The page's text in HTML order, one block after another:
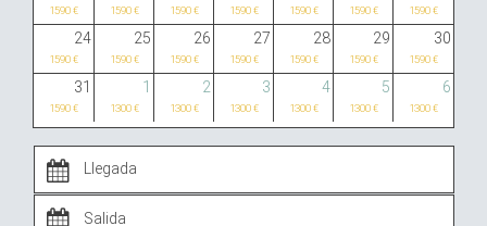
1590 € 1590 € 1590 € 1590 € 1590 € 1590 € 1590 €
24 25 26 27 28 29 30
1590 € 1590 € 1590 € 1590 € 1590 € 1590 € 1590 €
31 1 2 3 4 5 6
1590 € 1300 € 1300 € 1300 € 1300 € 1300 € 1300 €